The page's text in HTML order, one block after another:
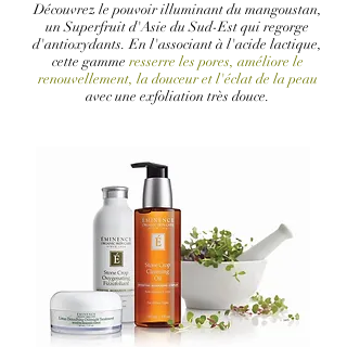
Découvrez le pouvoir illuminant du mangoustan,
un Superfruit d'Asie du Sud-Est qui regorge
d'antioxydants. En l'associant à l'acide lactique,
cette gamme resserre les pores, améliore le
renouvellement, la douceur et l'éclat de la peau
avec une exfoliation très douce.